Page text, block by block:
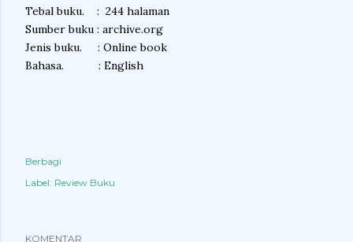
Tebal buku. : 244 halaman
Sumber buku : archive.org
Jenis buku. : Online book
Bahasa. : English
Berbagi
Label: Review Buku
KOMENTAR